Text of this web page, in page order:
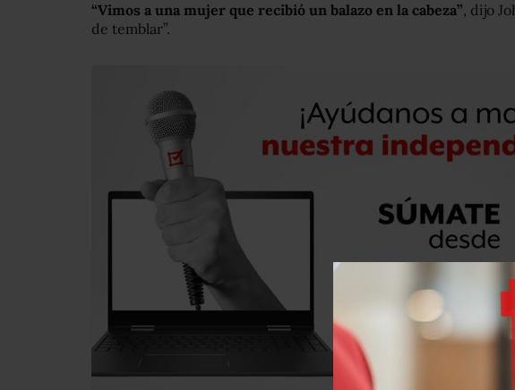
“Vimos a una mujer que recibió un balazo en la cabeza”, dijo
de temblar”.